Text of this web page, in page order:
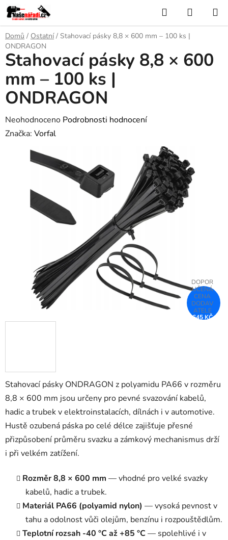
Přejít
na
obsah
Hledat
KOŠÍK
Domů / Ostatní / Stahovací pásky 8,8 × 600 mm – 100 ks |
ONDRAGON
Stahovací pásky ONDRAGON z polyamidu PA66 v rozměru
8,8 × 600 mm jsou určeny pro pevné svazování kabelů,
hadic a trubek v elektroinstalacích, dílnách i v automotive.
Hustě ozubená páska po celé délce zajišťuje přesné
přizpůsobení průměru svazku a zámkový mechanismus drží
i při velkém zatížení.
Rozměr 8,8 × 600 mm — vhodné pro velké svazky
kabelů, hadic a trubek.
Materiál PA66 (polyamid nylon) — vysoká pevnost v
tahu a odolnost vůči olejům, benzínu i rozpouštědlům.
Teplotní rozsah -40 °C až +85 °C— spolehlivé i v
Stahovací pásky 8,8 × 600
mm – 100 ks |
ONDRAGON
Průměrné
hodnocení
produktu
hvězdiček.
Neohodnoceno Podrobnosti hodnocení
Značka: Vorfal
645 KČ